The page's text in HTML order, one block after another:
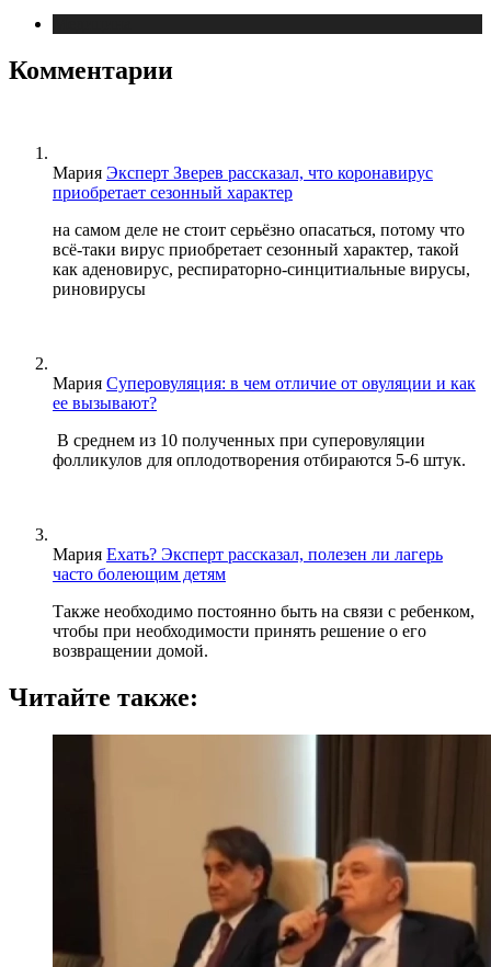
Комментарии
Мария Эксперт Зверев рассказал, что коронавирус
приобретает сезонный характер
на самом деле не стоит серьёзно опасаться, потому что
всё-таки вирус приобретает сезонный характер, такой
как аденовирус, респираторно-синцитиальные вирусы,
риновирусы
Мария Суперовуляция: в чем отличие от овуляции и как
ее вызывают?
В среднем из 10 полученных при суперовуляции
фолликулов для оплодотворения отбираются 5-6 штук.
Мария Ехать? Эксперт рассказал, полезен ли лагерь
часто болеющим детям
Также необходимо постоянно быть на связи с ребенком,
чтобы при необходимости принять решение о его
возвращении домой.
Читайте также: